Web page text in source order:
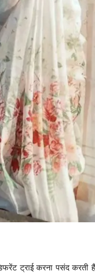
ट्राई करना पसंद करती